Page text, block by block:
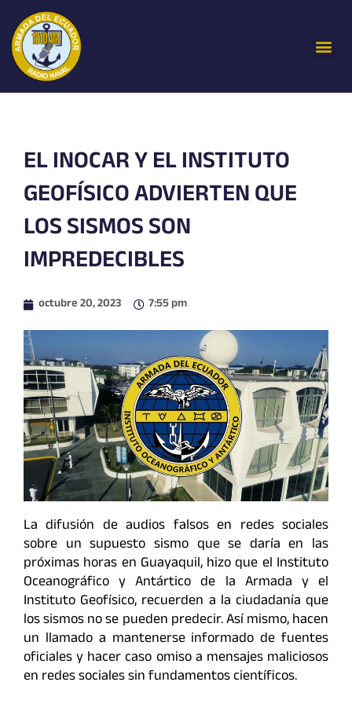
contenido
EL INOCAR Y EL INSTITUTO
GEOFÍSICO ADVIERTEN QUE
LOS SISMOS SON
IMPREDECIBLES
octubre 20, 2023 7:55 pm
La difusión de audios falsos en redes sociales
sobre un supuesto sismo que se daría en las
próximas horas en Guayaquil, hizo que el Instituto
Oceanográfico y Antártico de la Armada y el
Instituto Geofísico, recuerden a la ciudadanía que
los sismos no se pueden predecir. Así mismo, hacen
un llamado a mantenerse informado de fuentes
oficiales y hacer caso omiso a mensajes maliciosos
en redes sociales sin fundamentos científicos.